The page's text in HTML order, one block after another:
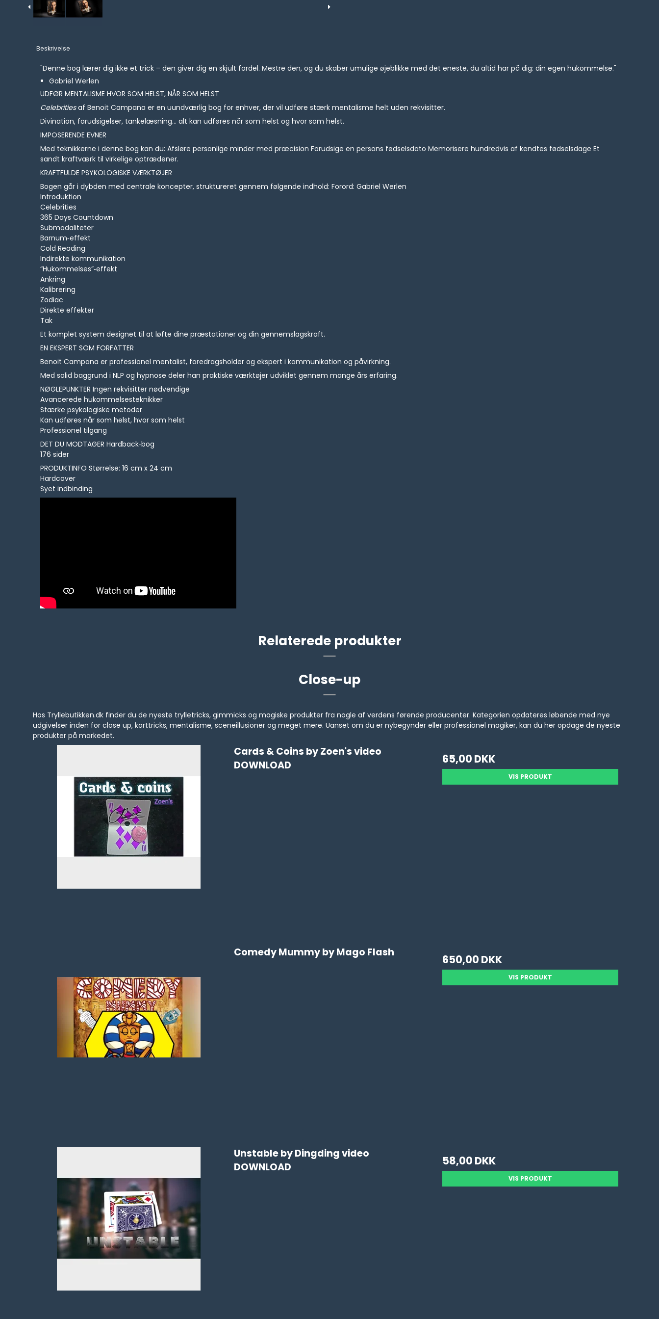
Beskrivelse
"Denne bog lærer dig ikke et trick – den giver dig en skjult fordel. Mestre den, og du skaber umulige øjeblikke med det eneste, du altid har på dig: din egen hukommelse."
Gabriel Werlen
UDFØR MENTALISME HVOR SOM HELST, NÅR SOM HELST
Celebritiesaf Benoit Campana er en uundværlig bog for enhver, der vil udføre stærk mentalisme helt uden rekvisitter.
Divination, forudsigelser, tankelæsning… alt kan udføres når som helst og hvor som helst.
IMPOSERENDE EVNER
Med teknikkerne i denne bog kan du: Afsløre personlige minder med præcision Forudsige en persons fødselsdato Memorisere hundredvis af kendtes fødselsdage Et
sandt kraftværk til virkelige optrædener.
KRAFTFULDE PSYKOLOGISKE VÆRKTØJER
Bogen går i dybden med centrale koncepter, struktureret gennem følgende indhold: Forord: Gabriel Werlen
Introduktion
Celebrities
365 Days Countdown
Submodaliteter
Barnum‑effekt
Cold Reading
Indirekte kommunikation
“Hukommelses”‑effekt
Ankring
Kalibrering
Zodiac
Direkte effekter
Tak
Et komplet system designet til at løfte dine præstationer og din gennemslagskraft.
EN EKSPERT SOM FORFATTER
Benoit Campana er professionel mentalist, foredragsholder og ekspert i kommunikation og påvirkning.
Med solid baggrund i NLP og hypnose deler han praktiske værktøjer udviklet gennem mange års erfaring.
NØGLEPUNKTER Ingen rekvisitter nødvendige
Avancerede hukommelsesteknikker
Stærke psykologiske metoder
Kan udføres når som helst, hvor som helst
Professionel tilgang
DET DU MODTAGER Hardback‑bog
176 sider
PRODUKTINFO Størrelse: 16 cm x 24 cm
Hardcover
Syet indbinding
Relaterede produkter
Close-up
Hos Tryllebutikken.dk finder du de nyeste trylletricks, gimmicks og magiske produkter fra nogle af verdens førende producenter. Kategorien opdateres løbende med nye
udgivelser inden for close up, korttricks, mentalisme, sceneillusioner og meget mere. Uanset om du er nybegynder eller professionel magiker, kan du her opdage de nyeste
produkter på markedet.
Cards & Coins by Zoen's video
DOWNLOAD
65,00 DKK
VIS PRODUKT
Comedy Mummy by Mago Flash
650,00 DKK
VIS PRODUKT
Unstable by Dingding video
DOWNLOAD
58,00 DKK
VIS PRODUKT